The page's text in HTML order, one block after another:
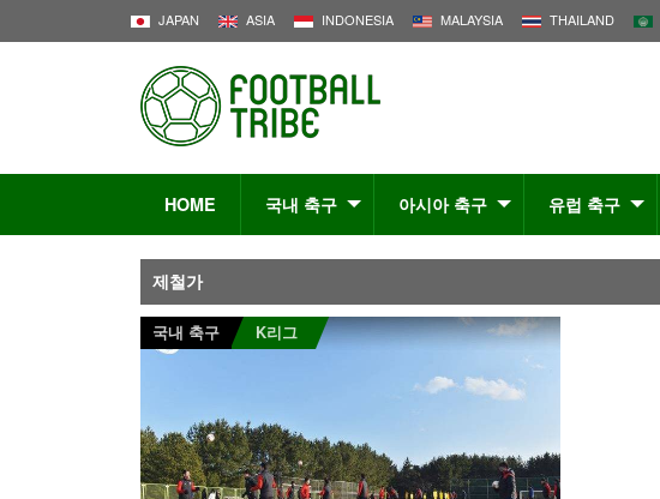
JAPAN ASIA INDONESIA MALAYSIA THAILAND
HOME 국내 축구 아시아 축구 유럽 축구
제철가
국내 축구 K리그